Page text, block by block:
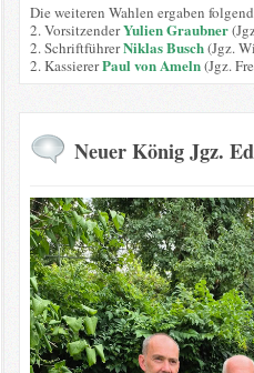
Die weiteren Wahlen ergaben
2. VorsitzenderYulien Graubner
2. SchriftführerNiklas Busch(Jgz.
2. KassiererPaul von Ameln(Jgz.
Neuer König Jgz.